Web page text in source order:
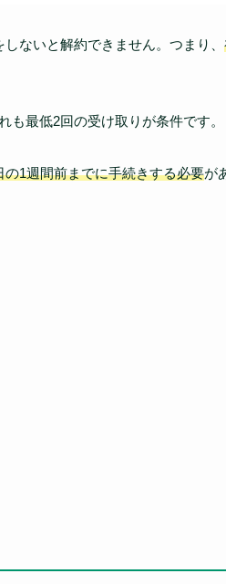
ないと解約できません。つまり、
も最低2回の受け取りが条件です。
の1週間前までに手続きする必要が